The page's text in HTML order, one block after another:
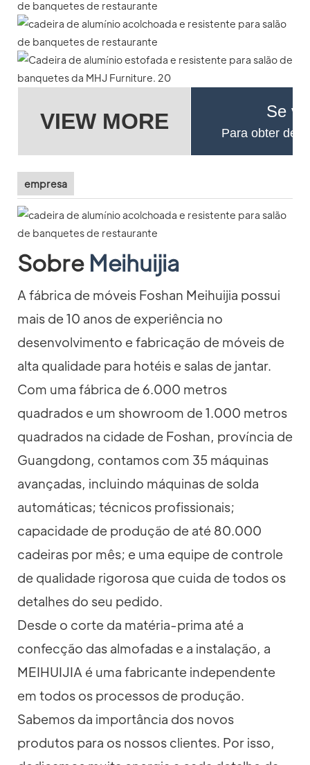
VIEW MORE Se
Para obter
empresa
Sobre Meihuijia
A fábrica de móveis Foshan Meihuijia possui
mais de 10 anos de experiência no
desenvolvimento e fabricação de móveis de
alta qualidade para hotéis e salas de jantar.
Com uma fábrica de 6.000 metros
quadrados e um showroom de 1.000 metros
quadrados na cidade de Foshan, província de
Guangdong, contamos com 35 máquinas
avançadas, incluindo máquinas de solda
automáticas; técnicos profissionais;
capacidade de produção de até 80.000
cadeiras por mês; e uma equipe de controle
de qualidade rigorosa que cuida de todos os
detalhes do seu pedido.
Desde o corte da matéria-prima até a
confecção das almofadas e a instalação, a
MEIHUIJIA é uma fabricante independente
em todos os processos de produção.
Sabemos da importância dos novos
produtos para os nossos clientes. Por isso,